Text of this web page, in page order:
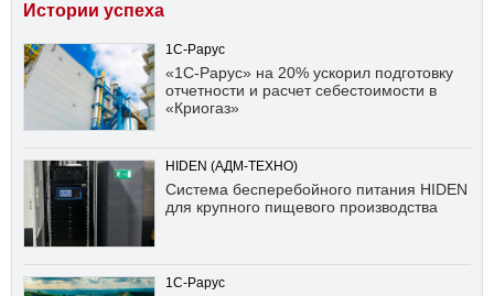
Истории успеха
1С-Рарус
«1С-Рарус» на 20% ускорил подготовку
отчетности и расчет себестоимости в
«Криогаз»
HIDEN (АДМ-ТЕХНО)
Система бесперебойного питания HIDEN
для крупного пищевого производства
1С-Рарус